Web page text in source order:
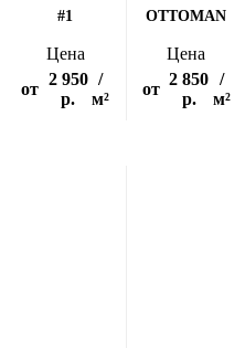
#1
Цена
от
2 950
р.
/
м²
OTTOMAN
Цена
от
2 850
р.
/
м²